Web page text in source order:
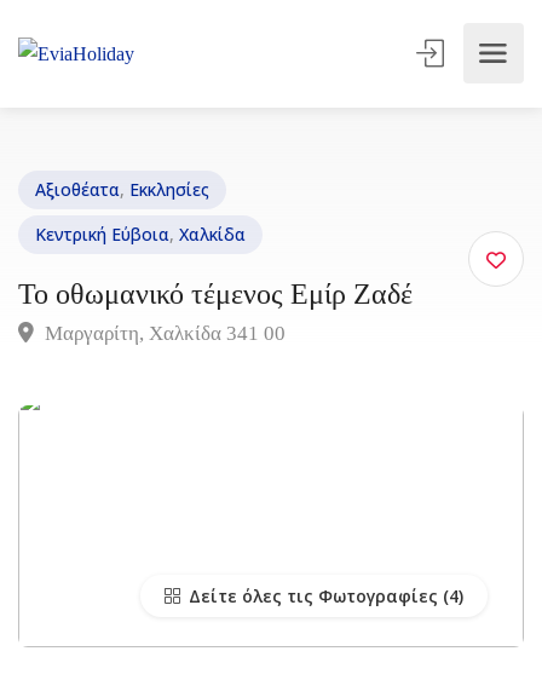
Αξιοθέατα, Εκκλησίες
Κεντρική Εύβοια, Χαλκίδα
Το οθωμανικό τέμενος Εμίρ Ζαδέ
Μαργαρίτη, Χαλκίδα 341 00
Δείτε όλες τις Φωτογραφίες